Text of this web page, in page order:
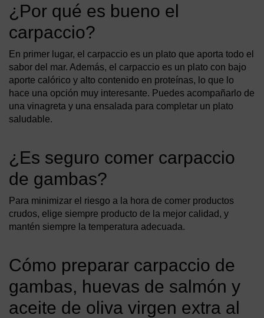
¿Por qué es bueno el
carpaccio?
En primer lugar, el carpaccio es un plato que aporta todo el
sabor del mar. Además, el carpaccio es un plato con bajo
aporte calórico y alto contenido en proteínas, lo que lo
hace una opción muy interesante. Puedes acompañarlo de
una vinagreta y una ensalada para completar un plato
saludable.
¿Es seguro comer carpaccio
de gambas?
Para minimizar el riesgo a la hora de comer productos
crudos, elige siempre producto de la mejor calidad, y
mantén siempre la temperatura adecuada.
Cómo preparar carpaccio de
gambas, huevas de salmón y
aceite de oliva virgen extra al